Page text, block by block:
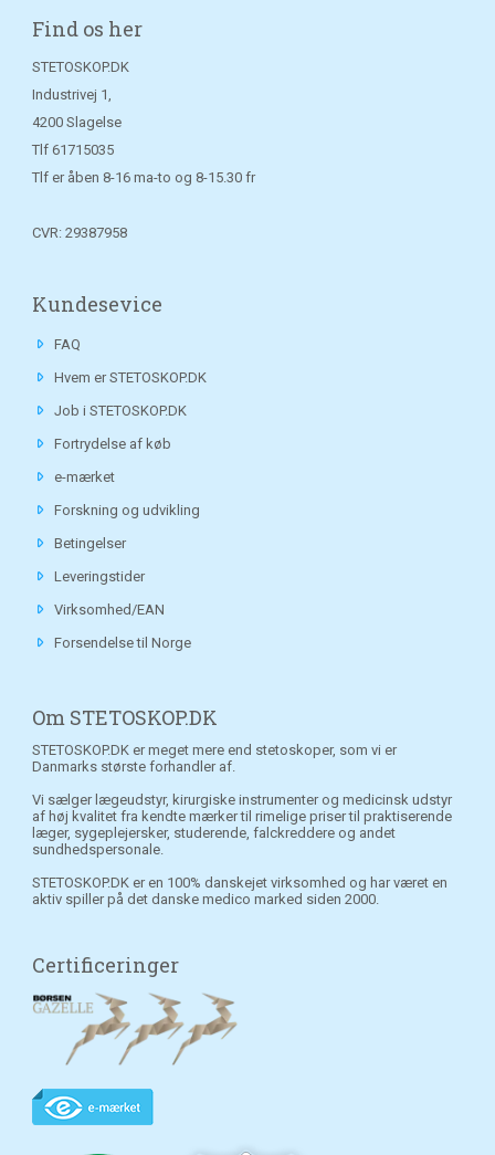
Find os her
STETOSKOP.DK
Industrivej 1,
4200 Slagelse
Tlf 61715035
Tlf er åben 8-16 ma-to og 8-15.30 fr
CVR: 29387958
Kundesevice
FAQ
Hvem er STETOSKOP.DK
Job i STETOSKOP.DK
Fortrydelse af køb
e-mærket
Forskning og udvikling
Betingelser
Leveringstider
Virksomhed/EAN
Forsendelse til Norge
Om STETOSKOP.DK
STETOSKOP.DK er meget mere end stetoskoper, som vi er
Danmarks største forhandler af.
Vi sælger lægeudstyr, kirurgiske instrumenter og medicinsk udstyr
af høj kvalitet fra kendte mærker til rimelige priser til praktiserende
læger, sygeplejersker, studerende, falckreddere og andet
sundhedspersonale.
STETOSKOP.DK er en 100% danskejet virksomhed og har været en
aktiv spiller på det danske medico marked siden 2000.
Certificeringer